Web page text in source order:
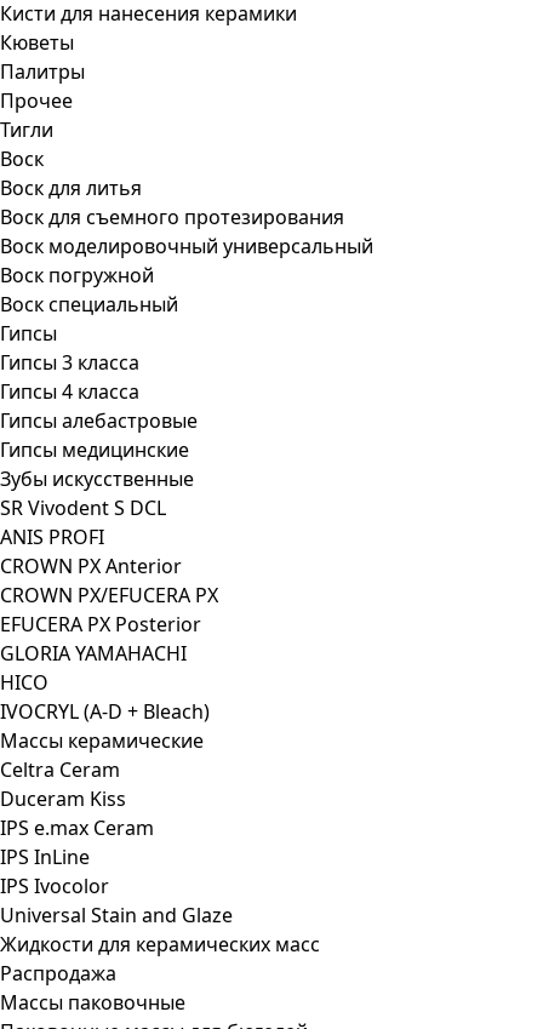
Кисти для нанесения керамики
Кюветы
Палитры
Прочее
Тигли
Воск
Воск для литья
Воск для съемного протезирования
Воск моделировочный универсальный
Воск погружной
Воск специальный
Гипсы
Гипсы 3 класса
Гипсы 4 класса
Гипсы алебастровые
Гипсы медицинские
Зубы искусственные
SR Vivodent S DCL
ANIS PROFI
CROWN PX Anterior
CROWN PX/EFUCERA PX
EFUCERA PX Posterior
GLORIA YAMAHACHI
HICO
IVOCRYL (A-D + Bleach)
Массы керамические
Celtra Ceram
Duceram Kiss
IPS e.max Ceram
IPS InLine
IPS Ivocolor
Universal Stain and Glaze
Жидкости для керамических масс
Распродажа
Массы паковочные